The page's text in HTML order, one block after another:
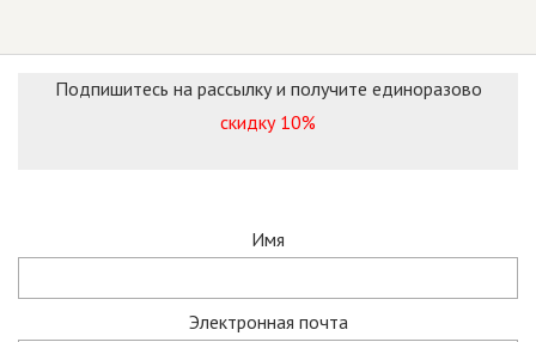
Подпишитесь на рассылку и получите единоразово
скидку 10%
Имя
Электронная почта